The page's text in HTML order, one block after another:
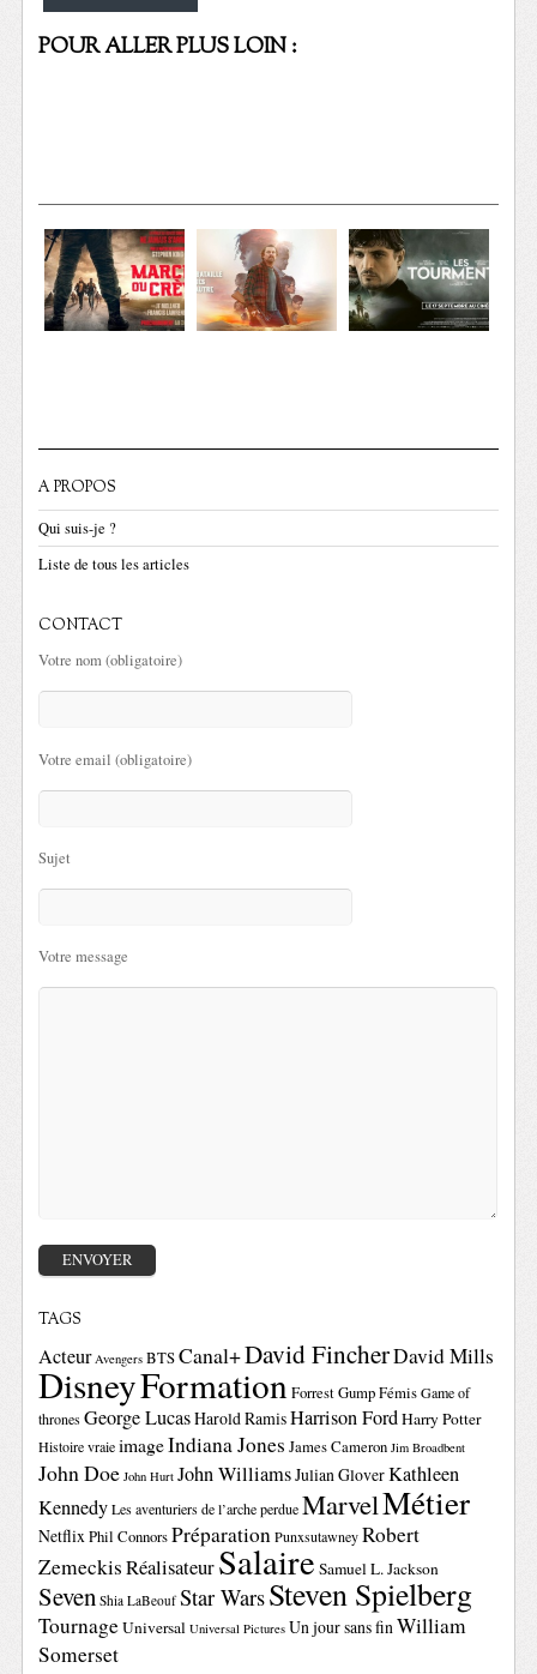
POUR ALLER PLUS LOIN :
A PROPOS
Qui suis-je ?
Liste de tous les articles
CONTACT
Votre nom (obligatoire)
Votre email (obligatoire)
Sujet
Votre message
TAGS
Acteur Avengers BTSCanal+David FincherDavid Mills
DisneyFormationForrest GumpFémis Game of
thrones George LucasHarold RamisHarrison FordHarry Potter
Histoire vraie imageIndiana Jones James Cameron Jim Broadbent
John Doe John Hurt John WilliamsJulian GloverKathleen
Kennedy Les aventuriers de l’arche perdue MarvelMétier
NetflixPhil ConnorsPréparation Punxsutawney Robert
ZemeckisRéalisateurSalaire Samuel L. Jackson
Seven Shia LaBeouf Star WarsSteven Spielberg
TournageUniversal Universal Pictures Un jour sans finWilliam
Somerset